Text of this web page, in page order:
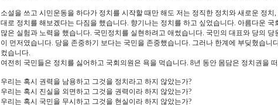
소설을 쓰고 시민운동을 하다가 정치를 시작할 때만 해도 저는 정직한 정치와 새로운 정치
대로 정치를 해보겠다는 다짐을 했습니다. 향기나는 정치를 하고 싶었습니다. 아름다운 국
많은 실험과 노력을 했습니다. 국민정치를 실현하려고 애썼습니다. 국민의 대표와 당의
이 먼저였습니다. 당을 존중하기 보다는 국민을 존중했습니다. 그러나 한계에 부딪혔습니
컸습니다.
여전히 국민들은 정치를 싫어하고 국회의원은 욕을 먹습니다. 8년 동안 몸담은 정치권을
우리는 혹시 권력을 남용하고 그것을 정치라고 하지 않았는가?
우리는 혹시 진실을 외면하고 그것을 권력이라 하지 않았는가?
우리는 혹시 국민을 무시하고 그것을 현실이라 하지 않았는가?